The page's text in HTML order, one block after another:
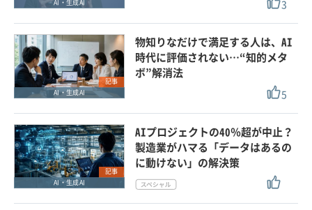
AI・生成AI
3
記事
AI・生成AI
物知りなだけで満足する人は、AI
時代に評価されない…“知的メタ
ボ”解消法
5
記事
AI・生成AI
AIプロジェクトの40％超が中止？
製造業がハマる「データはあるの
に動けない」の解決策